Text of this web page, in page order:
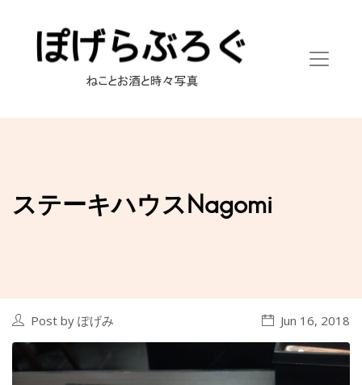
ステーキハウスNagomi
Post by ぽげみ Jun 16, 2018